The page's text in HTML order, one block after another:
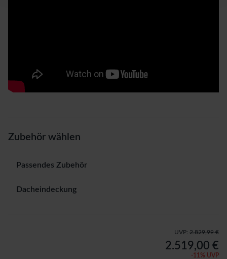
Zubehör wählen
Passendes Zubehör
Dacheindeckung
UVP: 2.829,99 €
2.519,00 €
-11 % UVP